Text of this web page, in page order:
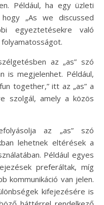
Például, ha egy üzleti
„As we discussed
egyeztetésekre való
az „as” szó
is megjelenhet. Például,
together,” itt az „as” a
szolgál, amely a közös
az „as” szó
lehetnek eltérések a
Például egyes
preferáltak, míg
kommunikáció van jelen.
kifejezésére is